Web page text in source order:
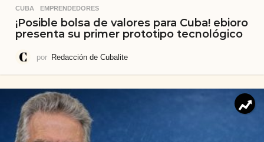
CUBA ,EMPRENDEDORES
¡Posible bolsa de valores para Cuba! ebioro
presenta su primer prototipo tecnológico
por Redacción de Cubalite